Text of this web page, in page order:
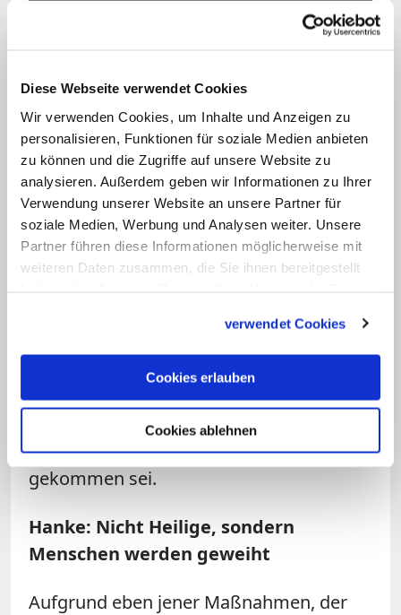
Diese Webseite verwendet Cookies
Wir verwenden Cookies, um Inhalte und Anzeigen zu
personalisieren, Funktionen für soziale Medien anbieten
zu können und die Zugriffe auf unsere Website zu
analysieren. Außerdem geben wir Informationen zu Ihrer
Verwendung unserer Website an unsere Partner für
soziale Medien, Werbung und Analysen weiter. Unsere
Partner führen diese Informationen möglicherweise mit
weiteren Daten zusammen, die Sie ihnen bereitgestellt
verwendet Cookies
Cookies erlauben
Cookies ablehnen
vergangenen Jahren mehrere
Maßnahmen ergriffen worden seien.
Dazu zählten nicht nur eine
psychotherapeutische Aufarbeitung und
eine Begleitung durch erfahrene
Geistliche, sondern auch eine
Beschäftigung mit Themen wie Flucht
die private Wohnung einige Monate lang
Deutschunterricht für Migranten
beteiligt. Darüber hinaus habe er
mehrere Praktika absolviert, bei denen er
mit vielen Menschen in Kontakt
gekommen sei.
Hanke: Nicht Heilige, sondern
Menschen werden geweiht
Aufgrund eben jener Maßnahmen, der